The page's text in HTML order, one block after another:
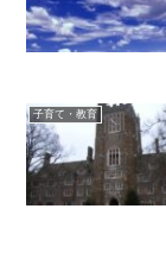
子育て・教育